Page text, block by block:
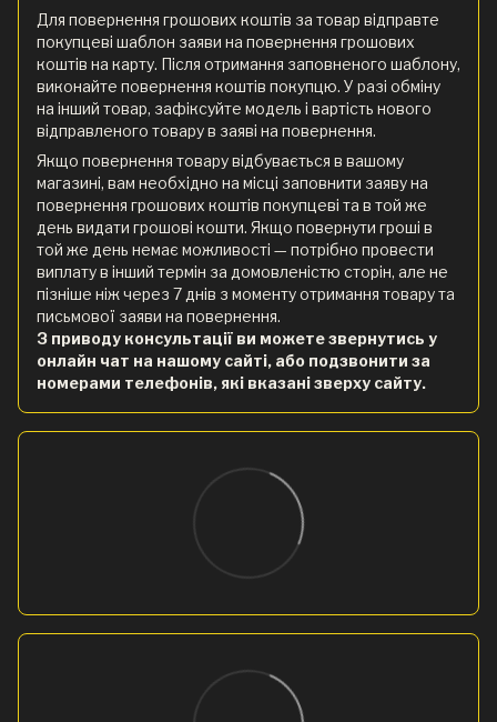
Для повернення грошових коштів за товар відправте
покупцеві шаблон заяви на повернення грошових
коштів на карту. Після отримання заповненого шаблону,
виконайте повернення коштів покупцю. У разі обміну
на інший товар, зафіксуйте модель і вартість нового
відправленого товару в заяві на повернення.
Якщо повернення товару відбувається в вашому
магазині, вам необхідно на місці заповнити заяву на
повернення грошових коштів покупцеві та в той же
день видати грошові кошти. Якщо повернути гроші в
той же день немає можливості — потрібно провести
виплату в інший термін за домовленістю сторін, але не
пізніше ніж через 7 днів з моменту отримання товару та
письмової заяви на повернення.
З приводу консультації ви можете звернутись у
онлайн чат на нашому сайті, або подзвонити за
номерами телефонів, які вказані зверху сайту.